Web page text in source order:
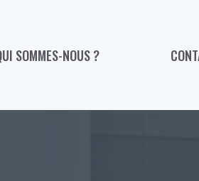
SOMMES-NOUS ?